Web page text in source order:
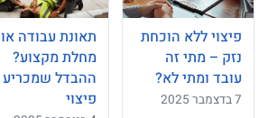
פיצוי ללא הוכחת
נזק – מתי זה
עובד ומתי לא?
7 בדצמבר 2025
תאונת עבודה או
מחלת מקצוע?
ההבדל שמכריע
פיצוי